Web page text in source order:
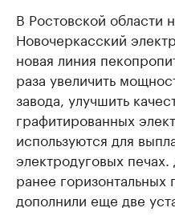
В Ростовской
Новочеркасский
новая линия
раза увеличить
завода, улучшить
графитированных
используются для
электродуговых
ранее горизонтальных
дополнили еще две